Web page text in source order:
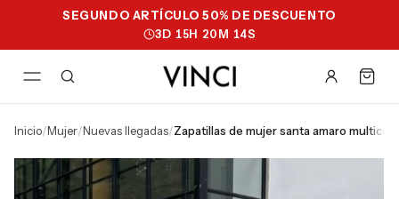
SEGUNDO ARTÍCULO 50% DE DESCUENTO
3D 15H 20M 13S
inicio/ mujer/ nuevas llegadas/ zapatillas de mujer santa amaro